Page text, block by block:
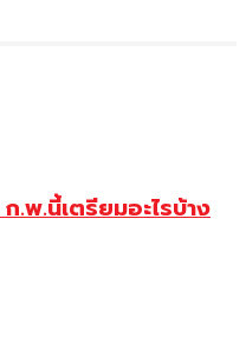
.พ.นี้เตรียมอะไรบ้าง